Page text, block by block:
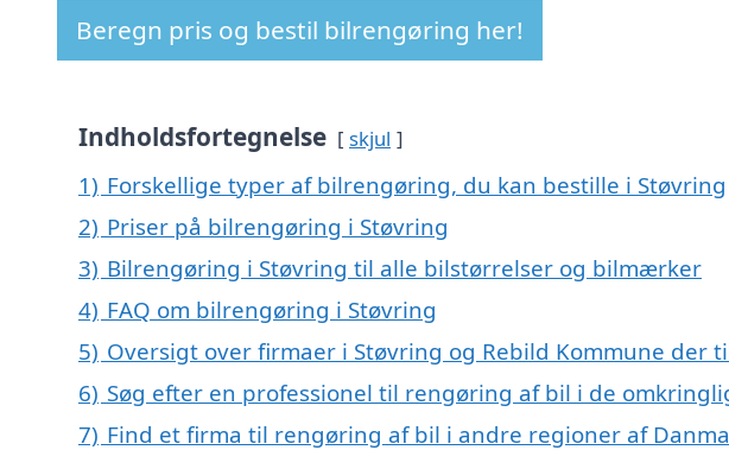
Beregn pris og bestil bilrengøring her!
Indholdsfortegnelse skjul
1) Forskellige typer af bilrengøring, du kan bestille i Støvring
2) Priser på bilrengøring i Støvring
3) Bilrengøring i Støvring til alle bilstørrelser og bilmærker
4) FAQ om bilrengøring i Støvring
5) Oversigt over firmaer i Støvring og Rebild Kommune der
6) Søg efter en professionel til rengøring af bil i de
7) Find et firma til rengøring af bil i andre regioner af